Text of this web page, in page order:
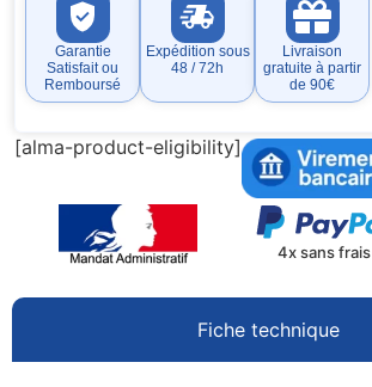
Garantie
Satisfait ou
Remboursé
Expédition sous
48 / 72h
Livraison
gratuite à partir
de 90€
[alma-product-eligibility]
4x sans frais
Fiche technique